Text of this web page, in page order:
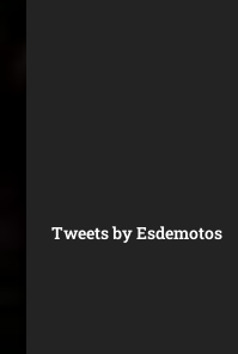
Tweets by Esdemotos